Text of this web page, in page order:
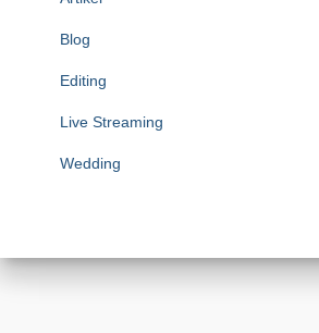
Blog
Editing
Live Streaming
Wedding